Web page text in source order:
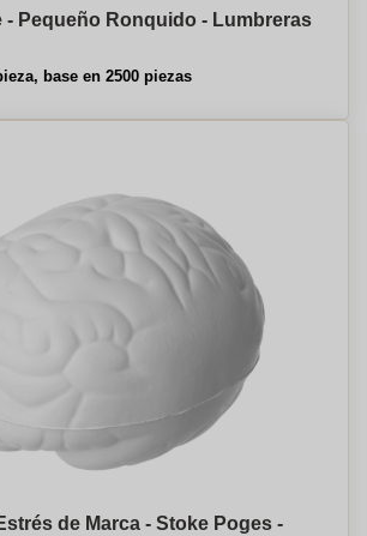
- Pequeño Ronquido - Lumbreras
base en 2500 piezas
de Marca - Stoke Poges -